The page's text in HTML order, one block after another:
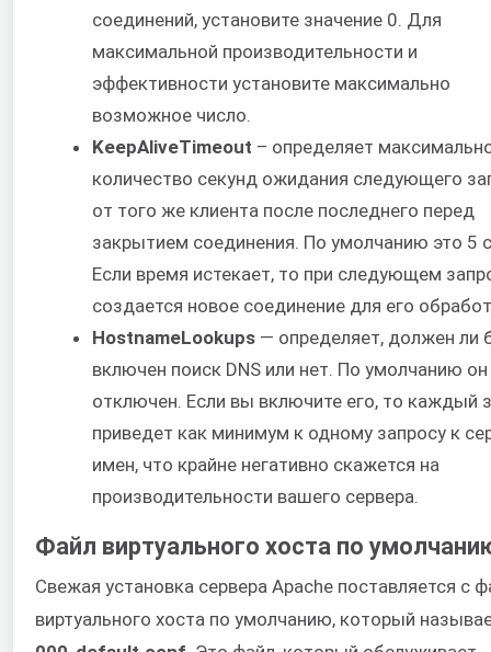
соединений, установите значение 0. Для
максимальной производительности и
эффективности установите максимально
возможное число.
KeepAliveTimeout – определяет
количество секунд ожидания следующего
от того же клиента после последнего перед
закрытием соединения. По умолчанию это 5
Если время истекает, то при следующем
создается новое соединение для его
HostnameLookups — определяет, должен ли
включен поиск DNS или нет. По умолчанию он
отключен. Если вы включите его, то каждый
приведет как минимум к одному запросу к
имен, что крайне негативно скажется на
производительности вашего сервера.
Файл виртуального хоста по
Свежая установка сервера Apache поставляется с
виртуального хоста по умолчанию, который